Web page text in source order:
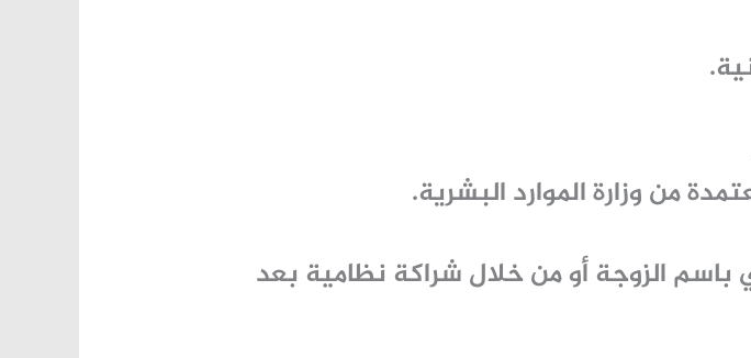
من وزارة الموارد البشرية.
الزوجة أو من خلال شراكة نظامية بعد